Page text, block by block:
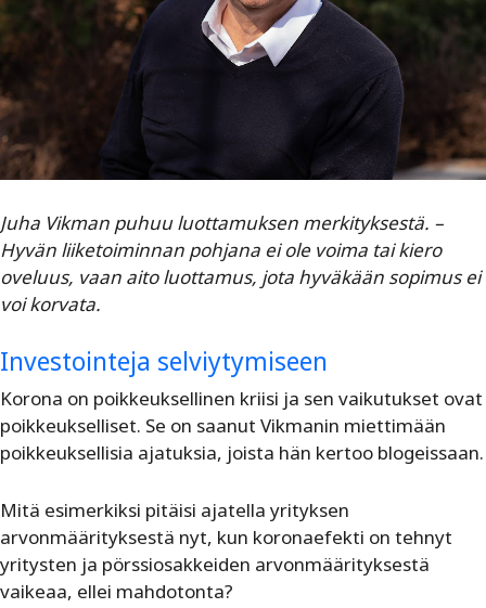
Juha Vikman puhuu luottamuksen merkityksestä. –
Hyvän liiketoiminnan pohjana ei ole voima tai kiero
oveluus, vaan aito luottamus, jota hyväkään sopimus ei
voi korvata.
Investointeja selviytymiseen
Korona on poikkeuksellinen kriisi ja sen vaikutukset ovat
poikkeukselliset. Se on saanut Vikmanin miettimään
poikkeuksellisia ajatuksia, joista hän kertoo blogeissaan.
Mitä esimerkiksi pitäisi ajatella yrityksen
arvonmäärityksestä nyt, kun koronaefekti on tehnyt
yritysten ja pörssiosakkeiden arvonmäärityksestä
vaikeaa, ellei mahdotonta?